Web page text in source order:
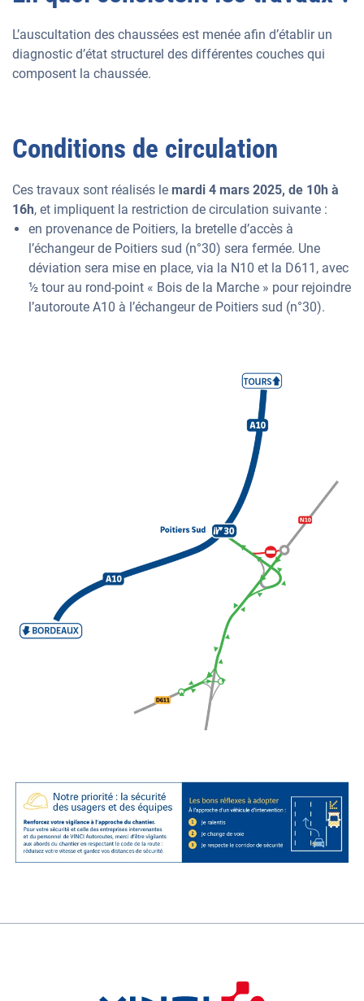
L’auscultation des chaussées est menée afin d’établir un
diagnostic d’état structurel des différentes couches qui
composent la chaussée.
Conditions de circulation
Ces travaux sont réalisés le mardi 4 mars 2025, de 10h à
16h, et impliquent la restriction de circulation suivante :
en provenance de Poitiers, la bretelle d’accès à
l’échangeur de Poitiers sud (n°30) sera fermée. Une
déviation sera mise en place, via la N10 et la D611, avec
½ tour au rond-point « Bois de la Marche » pour rejoindre
l’autoroute A10 à l’échangeur de Poitiers sud (n°30).